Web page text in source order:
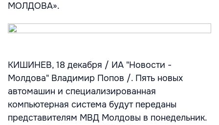
МОЛДОВА».
КИШИНЕВ, 18 декабря / ИА "Новости -
Молдова" Владимир Попов /. Пять новых
автомашин и специализированная
компьютерная система будут переданы
представителям МВД Молдовы в понедельник.